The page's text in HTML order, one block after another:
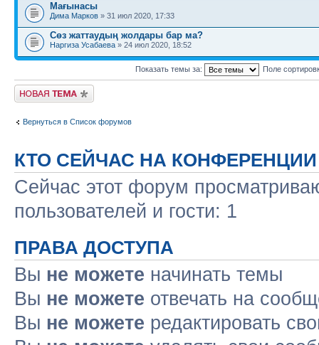
Мағынасы
Дима Марков » 31 июл 2020, 17:33
Сөз жаттаудың жолдары бар ма?
Наргиза Усабаева » 24 июл 2020, 18:52
Показать темы за: Поле
Новая тема
Вернуться в Список форумов
КТО СЕЙЧАС НА КОНФЕРЕНЦИИ
Сейчас этот форум
пользователей и гости: 1
ПРАВА ДОСТУПА
Вы не можете начинать темы
Вы не можете отвечать на
Вы не можете редактировать